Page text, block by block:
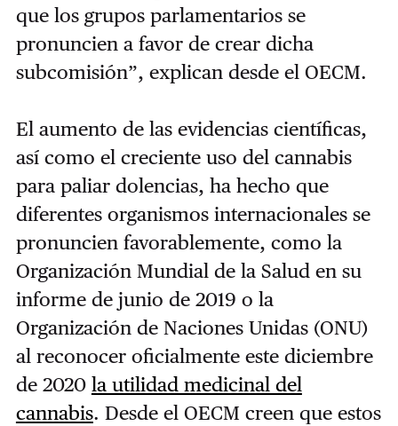
que los grupos parlamentarios se
pronuncien a favor de crear dicha
subcomisión”, explican desde el OECM.
El aumento de las evidencias científicas,
así como el creciente uso del cannabis
para paliar dolencias, ha hecho que
diferentes organismos internacionales se
pronuncien favorablemente, como la
Organización Mundial de la Salud en su
informe de junio de 2019 o la
Organización de Naciones Unidas (ONU)
al reconocer oficialmente este diciembre
de 2020 la utilidad medicinal del
cannabis. Desde el OECM creen que estos